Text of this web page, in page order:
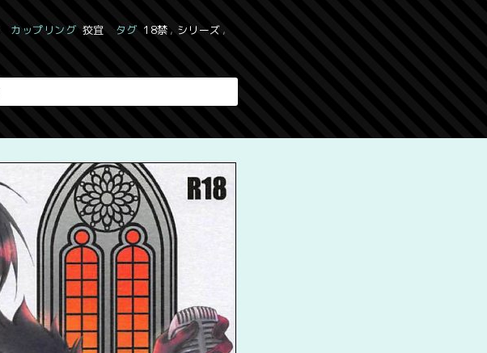
カップリング 狡宜 タグ 18禁 , シリーズ ,